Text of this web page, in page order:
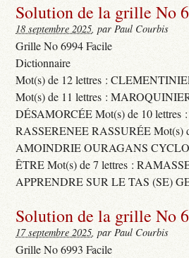
Solution de la grille No
18 septembre 2025, par Paul Courbis
Grille No 6994 Facile
Dictionnaire
Mot(s) de 12 lettres :
Mot(s) de 11 lettres :
DÉSAMORCÉE Mot(s) de 10
RASSERENEE RASSURÉE
AMOINDRIE OURAGANS
ÊTRE Mot(s) de 7 lettres :
APPRENDRE SUR LE TAS (SE)
Solution de la grille No
17 septembre 2025, par Paul Courbis
Grille No 6993 Facile